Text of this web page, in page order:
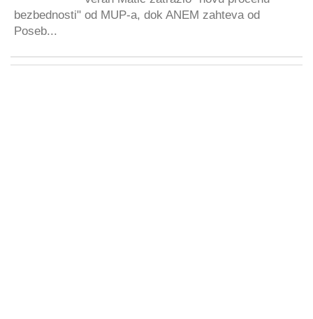
bezbednosti" od MUP-a, dok ANEM zahteva od
Poseb...